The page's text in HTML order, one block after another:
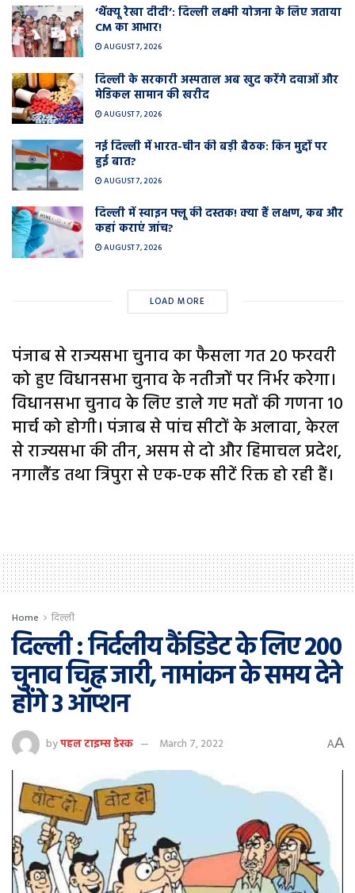
‘थैंक्यू रेखा दीदी’: दिल्ली लक्ष्मी योजना के लिए जताया
CM का आभार!
AUGUST 7, 2026
दिल्ली के सरकारी अस्पताल अब खुद करेंगे दवाओं और
मेडिकल सामान की खरीद
AUGUST 7, 2026
नई दिल्ली में भारत-चीन की बड़ी बैठक: किन मुद्दों पर
हुई बात?
AUGUST 7, 2026
दिल्ली में स्वाइन फ्लू की दस्तक! क्या हैं लक्षण, कब और
कहां कराएं जांच?
AUGUST 7, 2026
LOAD MORE
पंजाब से राज्यसभा चुनाव का फैसला गत 20 फरवरी
को हुए विधानसभा चुनाव के नतीजों पर निर्भर करेगा।
विधानसभा चुनाव के लिए डाले गए मतों की गणना 10
मार्च को होगी। पंजाब से पांच सीटों के अलावा, केरल
से राज्यसभा की तीन, असम से दो और हिमाचल प्रदेश,
नगालैंड तथा त्रिपुरा से एक-एक सीटें रिक्त हो रही हैं।
Home दिल्ली
दिल्ली : निर्दलीय कैंडिडेट के लिए 200
चुनाव चिह्न जारी, नामांकन के समय देने
होंगे 3 ऑप्शन
byपहल टाइम्स डेस्क March 7, 2022 AA